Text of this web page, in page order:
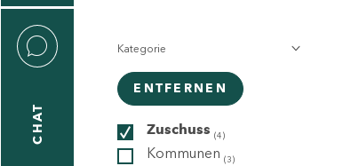
CHAT
Kategorie
ENTFERNEN
Zuschuss (4)
Kommunen (3)